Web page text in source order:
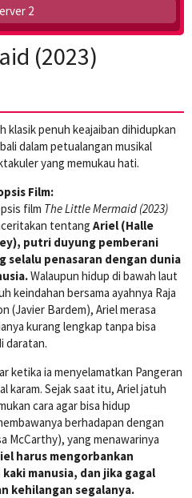
2
(2023)
klasik penuh keajaiban dihidupkan
dalam petualangan musikal
yang memukau hati.
Film:
film The Little Mermaid (2023)
tentang Ariel (Halle
putri duyung pemberani
selalu penasaran dengan dunia
Walaupun hidup di bawah laut
keindahan bersama ayahnya Raja
(Javier Bardem), Ariel merasa
kurang lengkap tanpa bisa
daratan.
ketika ia menyelamatkan Pangeran
karam. Sejak saat itu, Ariel jatuh
cara agar bisa hidup
berhadapan dengan
McCarthy), yang menawarinya
harus mengorbankan
manusia, dan jika gagal
kehilangan segalanya.